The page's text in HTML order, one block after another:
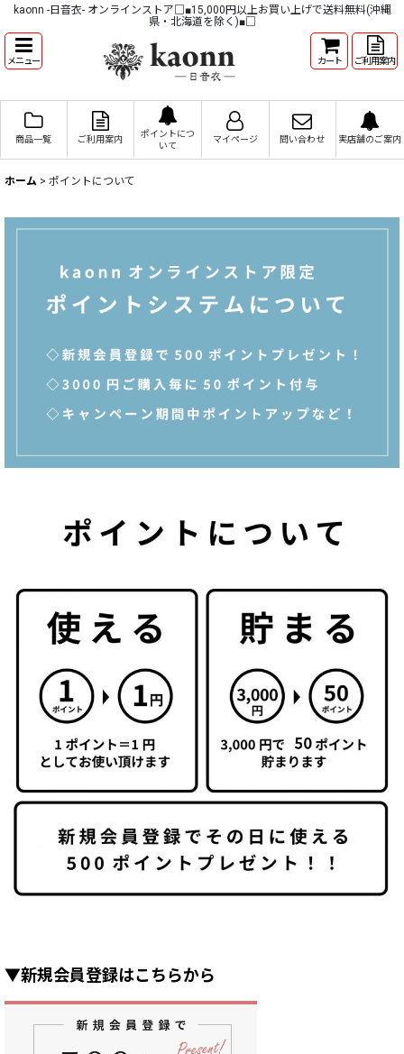
kaonn -日音衣- オンラインストア□■15,000円以上お買い上げで送料無料(沖縄
県・北海道を除く)■□
メニュー カート ご利用案内
商品一覧 ご利用案内
ポイントにつ
いて
マイページ 問い合わせ 実店舗のご案内
ホーム > ポイントについて
▼新規会員登録はこちらから